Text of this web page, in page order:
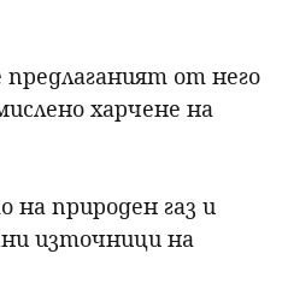
от него
харчене на
природен газ и
източници на